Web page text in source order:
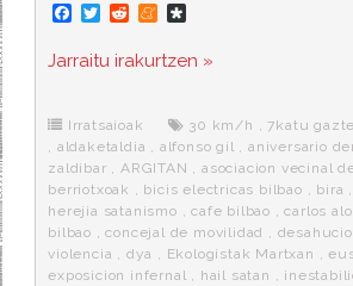
F
e
o
k
T
t
r
R
d
d
M
n
e
e
s
r
a
Jarraitu irakurtzen »
Irratsaioak 30 km/h ,7katu
, aldaketaldia , alfonso gil ,aniversario
zaldibar ,ARGITAN ,asociacion vecinal
berriotxoak , bicis electricas bilbao , bira ,
herejia satanismo ,cafe bilbao ,carlos
bilbao ,concejal de movilidad ,
violencia , dya , Ekologistak Martxan ,
exposicion infernal , hail satan ,